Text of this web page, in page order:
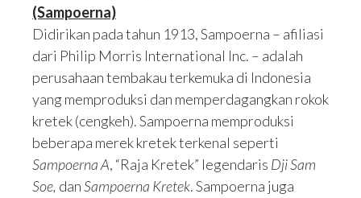
(Sampoerna)
Didirikan pada tahun 1913, Sampoerna – afiliasi
dari Philip Morris International Inc. – adalah
perusahaan tembakau terkemuka di Indonesia
yang memproduksi dan memperdagangkan rokok
kretek (cengkeh). Sampoerna memproduksi
beberapa merek kretek terkenal seperti
Sampoerna A, “Raja Kretek” legendaris Dji Sam
Soe, danSampoerna Kretek. Sampoerna juga